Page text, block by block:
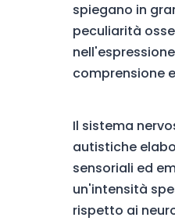
spiegano in
peculiarità
comprensione
Il sistema
autistiche
sensoriali ed
un'intensità
rispetto ai